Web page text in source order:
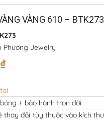
VÀNG 610 – BTK273
Phương Jewelry
₫
+ bảo hành trọn đời
thay đổi tùy thuộc vào kích